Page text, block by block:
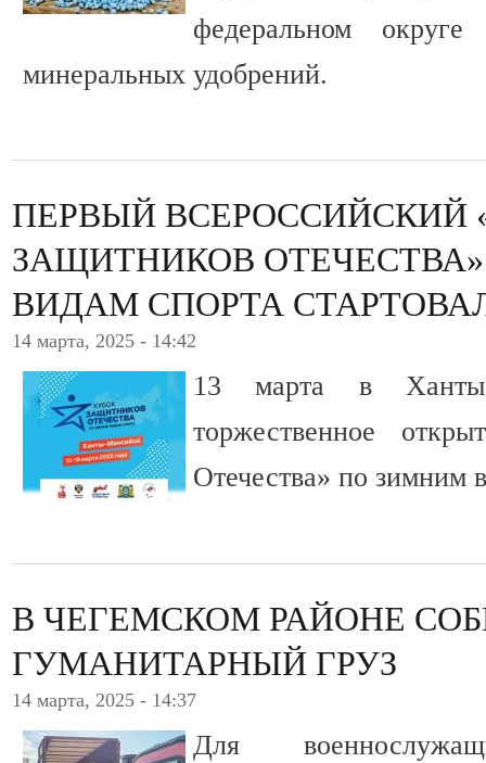
федеральном
минеральных удобрений.
ПЕРВЫЙ ВСЕРОССИЙСКИЙ
ЗАЩИТНИКОВ
ВИДАМ СПОРТА
14 марта, 2025 - 14:42
13 марта в Ханты-
торжественное
Отечества» по зимним
В ЧЕГЕМСКОМ РАЙОНЕ
ГУМАНИТАРНЫЙ ГРУЗ
14 марта, 2025 - 14:37
Для